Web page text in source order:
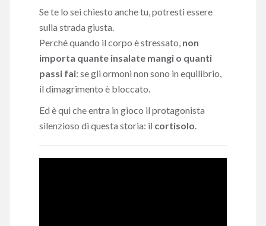
Se te lo sei chiesto anche tu, potresti essere
sulla strada giusta.
Perché quando il corpo è stressato, non
importa quante insalate mangi o quanti
passi fai: se gli ormoni non sono in equilibrio,
il dimagrimento è bloccato.
Ed è qui che entra in gioco il protagonista
silenzioso di questa storia: il cortisolo